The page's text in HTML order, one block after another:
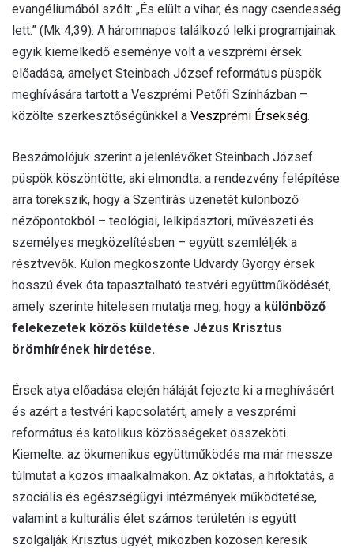
evangéliumából szólt: „És elült a vihar, és nagy csendesség
lett.” (Mk 4,39). A háromnapos találkozó lelki programjainak
egyik kiemelkedő eseménye volt a veszprémi érsek
előadása, amelyet Steinbach József református püspök
meghívására tartott a Veszprémi Petőfi Színházban –
közölte szerkesztőségünkkel a Veszprémi Érsekség.
Beszámolójuk szerint a jelenlévőket Steinbach József
püspök köszöntötte, aki elmondta: a rendezvény felépítése
arra törekszik, hogy a Szentírás üzenetét különböző
nézőpontokból – teológiai, lelkipásztori, művészeti és
személyes megközelítésben – együtt szemléljék a
résztvevők. Külön megköszönte Udvardy György érsek
hosszú évek óta tapasztalható testvéri együttműködését,
amely szerinte hitelesen mutatja meg, hogy a különböző
felekezetek közös küldetése Jézus Krisztus
örömhírének hirdetése.
Érsek atya előadása elején háláját fejezte ki a meghívásért
és azért a testvéri kapcsolatért, amely a veszprémi
református és katolikus közösségeket összeköti.
Kiemelte: az ökumenikus együttműködés ma már messze
túlmutat a közös imaalkalmakon. Az oktatás, a hitoktatás, a
szociális és egészségügyi intézmények működtetése,
valamint a kulturális élet számos területén is együtt
szolgálják Krisztus ügyét, miközben közösen keresik